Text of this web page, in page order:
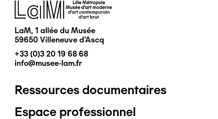
Image
LaM, 1 allée du Musée
59650 Villeneuve d'Ascq
+33 (0)3 20 19 68 68
info@musee-lam.fr
Pied
Ressources documentaires
Espace professionnel